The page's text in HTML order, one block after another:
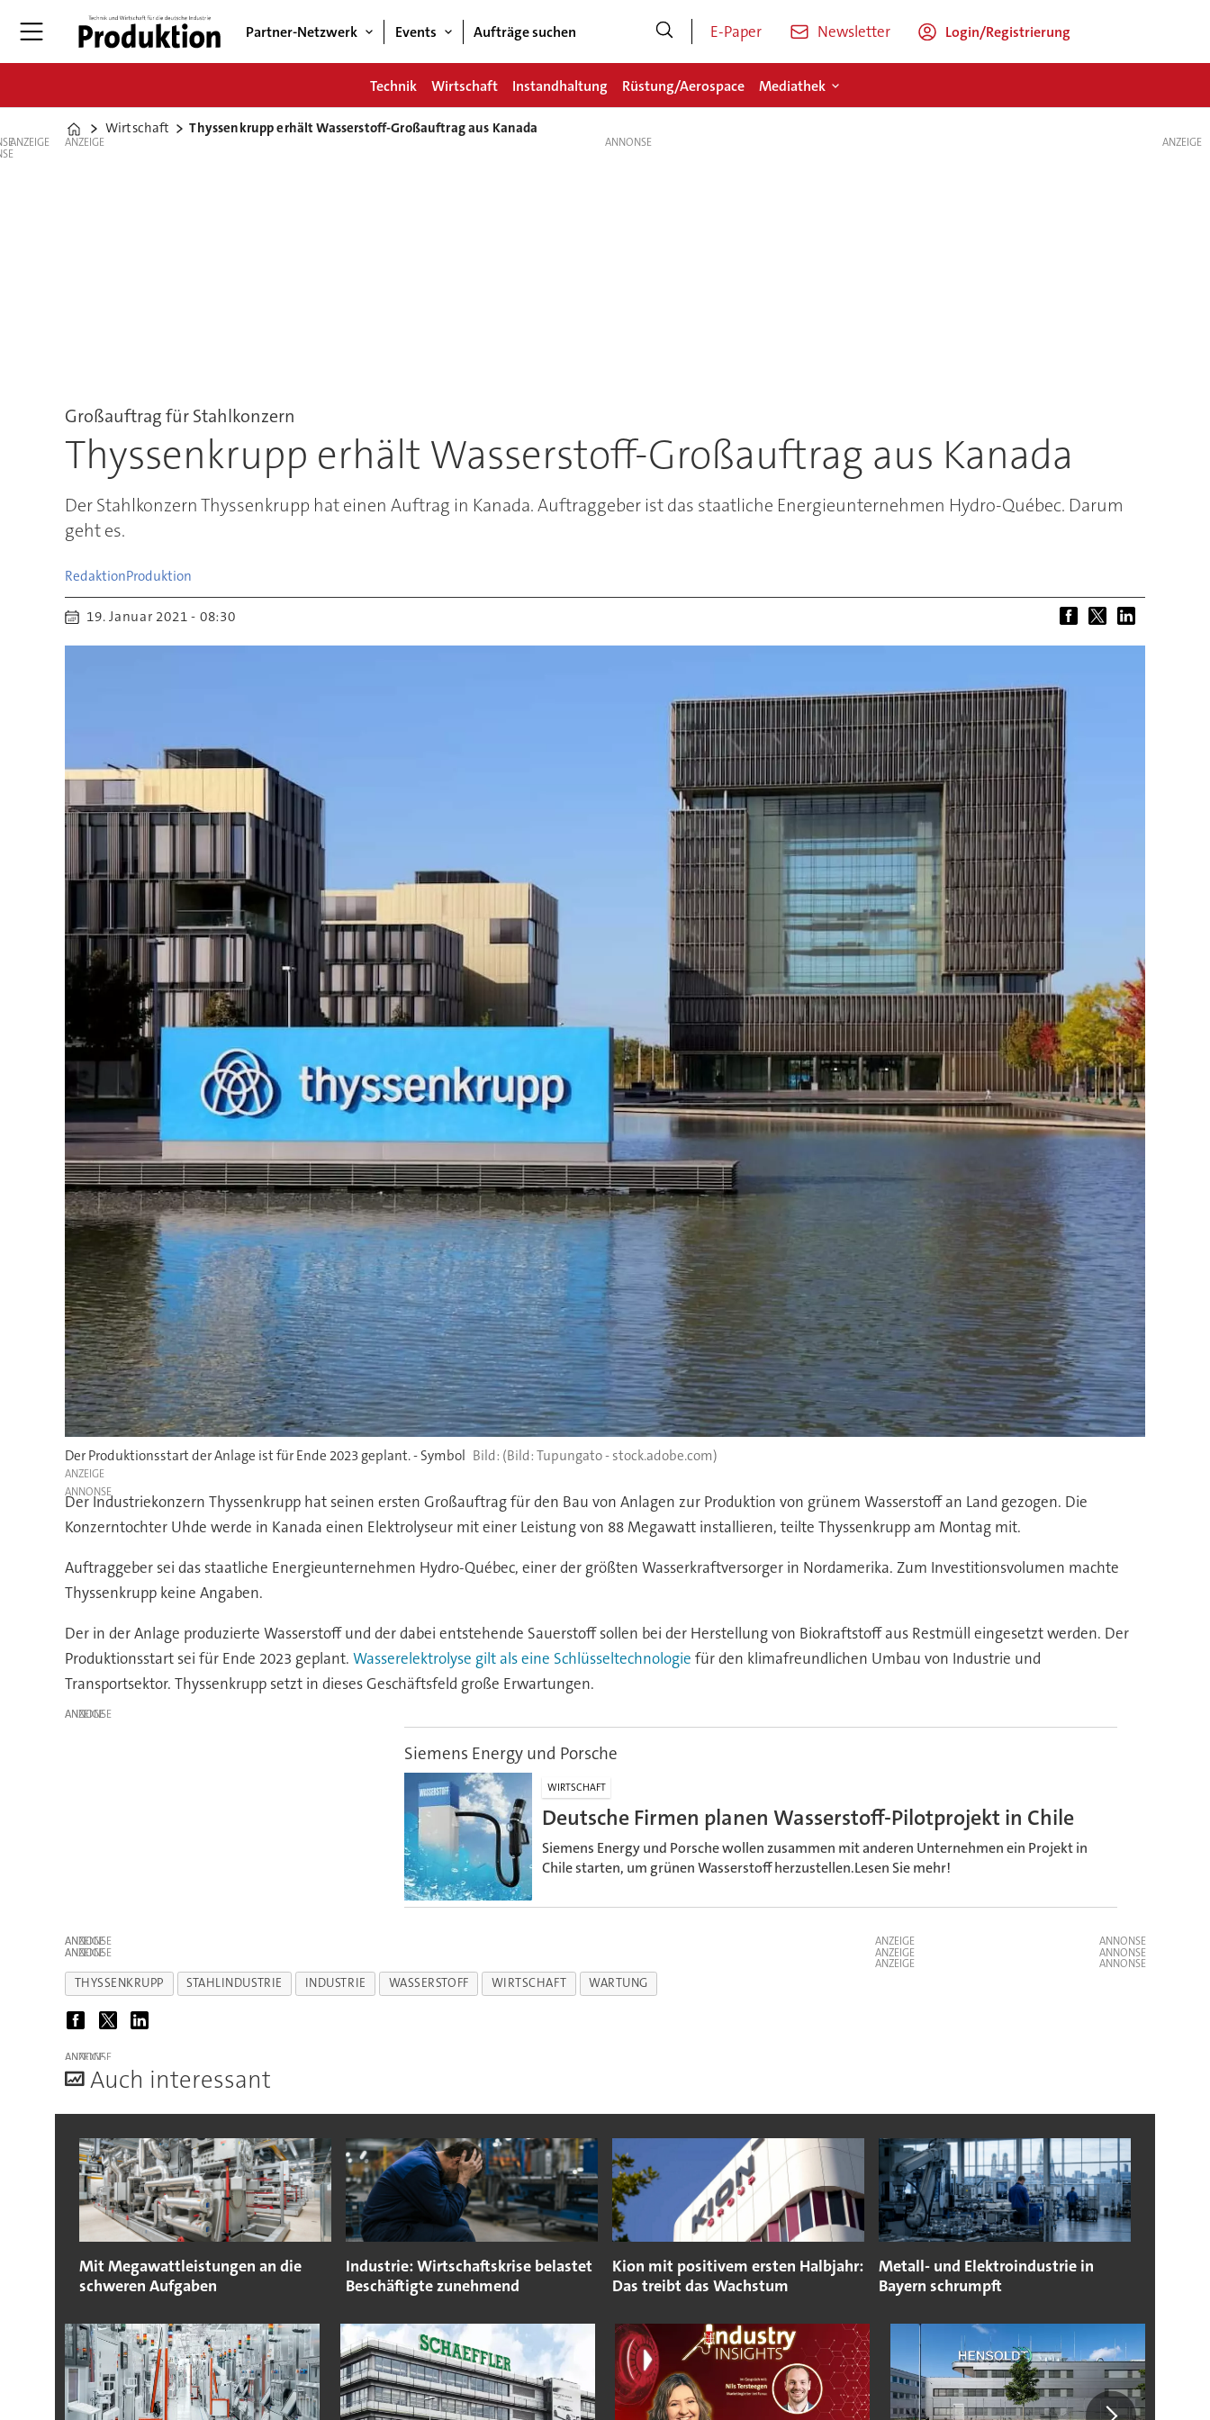
Partner-Netzwerk Events Aufträge suchen E-Paper Newsletter Login/Registrierung
Technik Wirtschaft Instandhaltung Rüstung/Aerospace Mediathek
Home
Wirtschaft Thyssenkrupp erhält Wasserstoff-Großauftrag aus Kanada
ANZEIGE ANZEIGE
Großauftrag für Stahlkonzern
Thyssenkrupp erhält Wasserstoff-Großauftrag aus Kanada
Der Stahlkonzern Thyssenkrupp hat einen Auftrag in Kanada. Auftraggeber ist das staatliche Energieunternehmen Hydro-Québec. Darum
geht es.
RedaktionProduktion
19. Januar 2021 - 08:30
Der Produktionsstart der Anlage ist für Ende 2023 geplant. - Symbol (Bild: Tupungato - stock.adobe.com)
ANZEIGE
Der Industriekonzern Thyssenkrupp hat seinen ersten Großauftrag für den Bau von Anlagen zur Produktion von grünem Wasserstoff an Land gezogen. Die
Konzerntochter Uhde werde in Kanada einen Elektrolyseur mit einer Leistung von 88 Megawatt installieren, teilte Thyssenkrupp am Montag mit.
Auftraggeber sei das staatliche Energieunternehmen Hydro-Québec, einer der größten Wasserkraftversorger in Nordamerika. Zum Investitionsvolumen machte
Thyssenkrupp keine Angaben.
Der in der Anlage produzierte Wasserstoff und der dabei entstehende Sauerstoff sollen bei der Herstellung von Biokraftstoff aus Restmüll eingesetzt werden. Der
Produktionsstart sei für Ende 2023 geplant. Wasserelektrolyse gilt als eine Schlüsseltechnologie für den klimafreundlichen Umbau von Industrie und
Transportsektor. Thyssenkrupp setzt in dieses Geschäftsfeld große Erwartungen.
ANZEIGE
Siemens Energy und Porsche
WIRTSCHAFT
Deutsche Firmen planen Wasserstoff-Pilotprojekt in Chile
Siemens Energy und Porsche wollen zusammen mit anderen Unternehmen ein Projekt in
Chile starten, um grünen Wasserstoff herzustellen.Lesen Sie mehr!
ANZEIGE
ANZEIGE
ANZEIGE
ANZEIGE
ANZEIGE
THYSSENKRUPP STAHLINDUSTRIE INDUSTRIE WASSERSTOFF WIRTSCHAFT WARTUNG
ANZEIGE
Auch interessant
Mit Megawattleistungen an die
schweren Aufgaben
Industrie: Wirtschaftskrise belastet
Beschäftigte zunehmend
Kion mit positivem ersten Halbjahr:
Das treibt das Wachstum
Metall- und Elektroindustrie in
Bayern schrumpft
ANZEIGE